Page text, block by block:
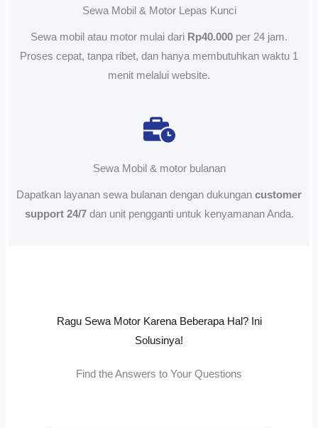
Sewa Mobil & Motor Lepas Kunci
Sewa mobil atau motor mulai dari Rp40.000 per 24 jam.
Proses cepat, tanpa ribet, dan hanya membutuhkan waktu 1
menit melalui website.
Sewa Mobil & motor bulanan
Dapatkan layanan sewa bulanan dengan dukungan customer
support 24/7dan unit pengganti untuk kenyamanan Anda.
Ragu Sewa Motor Karena Beberapa Hal? Ini
Solusinya!
Find the Answers to Your Questions